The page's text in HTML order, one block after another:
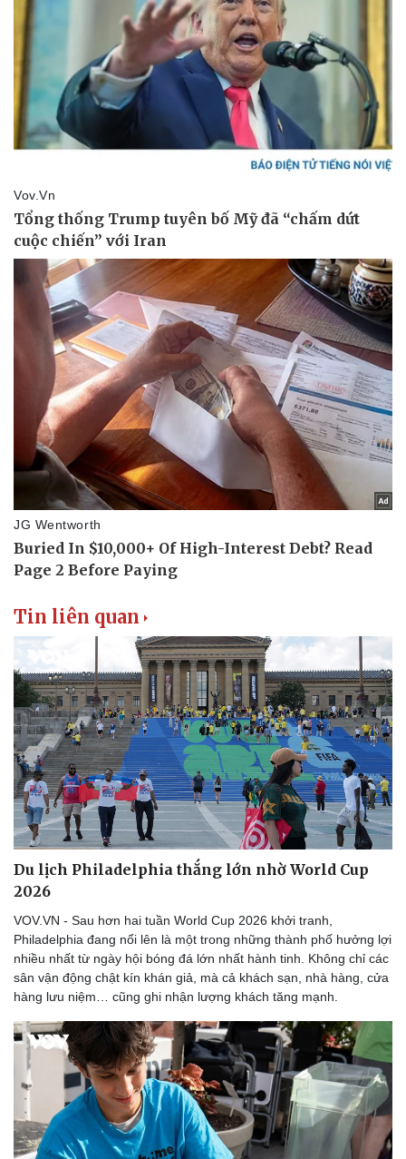
Vụ án
Vũ khí
Việt Nam
Phân tích
Tin liên quan
Du lịch Philadelphia thắng lớn nhờ World Cup
2026
VOV.VN - Sau hơn hai tuần World Cup 2026 khởi tranh,
Philadelphia đang nổi lên là một trong những thành phố hưởng lợi
nhiều nhất từ ngày hội bóng đá lớn nhất hành tinh. Không chỉ các
sân vận động chật kín khán giả, mà cả khách sạn, nhà hàng, cửa
hàng lưu niệm… cũng ghi nhận lượng khách tăng mạnh.